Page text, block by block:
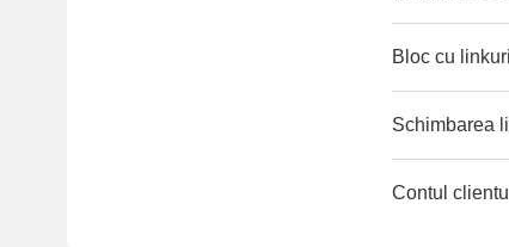
Bloc cu
Schimbarea
Contul